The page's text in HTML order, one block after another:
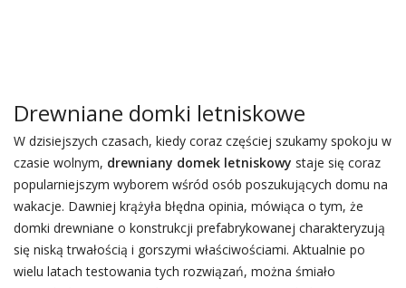
Drewniane domki letniskowe
W dzisiejszych czasach, kiedy coraz częściej szukamy spokoju w
czasie wolnym, drewniany domek letniskowy staje się coraz
popularniejszym wyborem wśród osób poszukujących domu na
wakacje. Dawniej krążyła błędna opinia, mówiąca o tym, że
domki drewniane o konstrukcji prefabrykowanej charakteryzują
się niską trwałością i gorszymi właściwościami. Aktualnie po
wielu latach testowania tych rozwiązań, można śmiało